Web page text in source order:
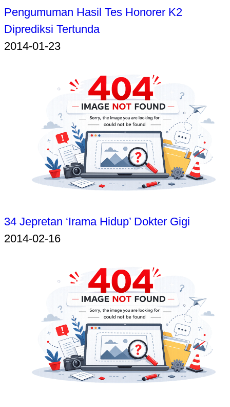
Pengumuman Hasil Tes Honorer K2
Diprediksi Tertunda
2014-01-23
34 Jepretan ‘Irama Hidup’ Dokter Gigi
2014-02-16